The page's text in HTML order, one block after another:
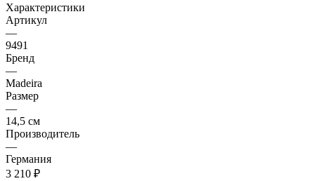
Характеристики
Артикул
—
9491
Бренд
—
Madeira
Размер
—
14,5 см
Производитель
—
Германия
3 210 ₽